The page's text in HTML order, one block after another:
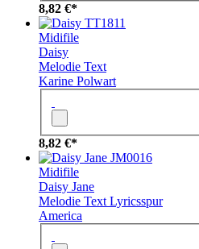
8,82 €*
TT1811
Midifile
Daisy
Melodie Text
Karine Polwart
8,82 €*
JM0016
Midifile
Daisy Jane
Melodie Text Lyricsspur
America